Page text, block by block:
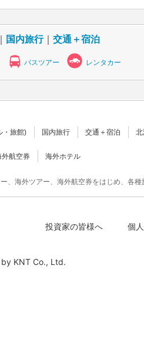
国内旅行｜ 交通＋宿泊
バスツアー レンタカー
・旅館) 国内旅行 交通＋宿泊
外航空券 海外ホテル
、海外ツアー、海外航空券をはじめ、各
投資家の皆様へ 個
by KNT Co., Ltd.